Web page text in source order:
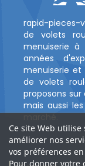
Ce site Web
améliorer nos
vos préférences
Pour donner votre
rapid-pieces-
de volets
menuiserie à
années
menuiserie et
de volets
proposons
mais aussi
marché.